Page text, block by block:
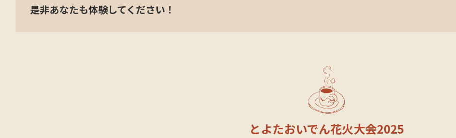
是非あなたも体験してください！
とよたおいでん花火大会2025